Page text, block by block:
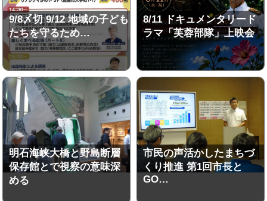
9/8〆切 9/12 地域の子ども
たちを守るため…
8/11 ドキュメンタリード
ラマ「芙蓉部隊」上映会
明石海峡大橋と野島断層
保存館とで視察の意味深
める
市民の声活かしたまちづ
くり推進 第1回市長と
GO…